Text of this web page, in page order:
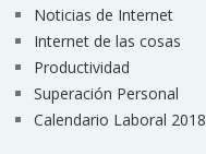
Noticias de Internet
Internet de las cosas
Productividad
Superación Personal
Calendario Laboral 2018